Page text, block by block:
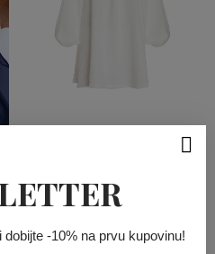
ODEĆA ZA PLAŽU
dobijte -10% na prvu kupovinu!